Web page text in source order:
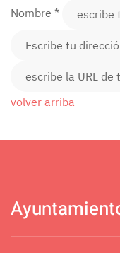
Nombre *
volver arriba